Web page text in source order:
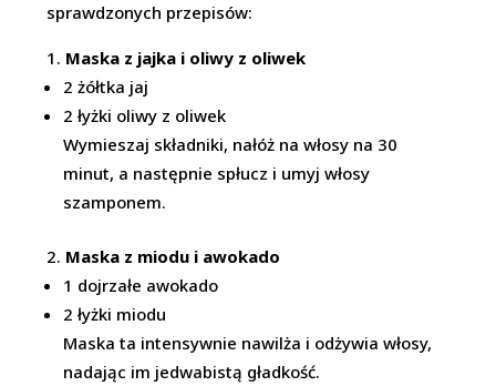
sprawdzonych przepisów:
Maska z jajka i oliwy z oliwek
2 żółtka jaj
2 łyżki oliwy z oliwek
Wymieszaj składniki, nałóż na włosy na 30
minut, a następnie spłucz i umyj włosy
szamponem.
Maska z miodu i awokado
1 dojrzałe awokado
2 łyżki miodu
Maska ta intensywnie nawilża i odżywia włosy,
nadając im jedwabistą gładkość.